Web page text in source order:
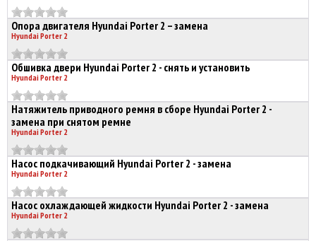
Опора двигателя Hyundai Porter 2 – замена
Hyundai Porter 2
Обшивка двери Hyundai Porter 2 - снять и установить
Hyundai Porter 2
Натяжитель приводного ремня в сборе Hyundai Porter 2 -
замена при снятом ремне
Hyundai Porter 2
Насос подкачивающий Hyundai Porter 2 - замена
Hyundai Porter 2
Насос охлаждающей жидкости Hyundai Porter 2 - замена
Hyundai Porter 2